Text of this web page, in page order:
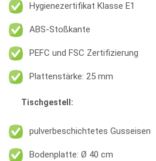
Hygienezertifikat Klasse E1
ABS-Stoßkante
PEFC und FSC Zertifizierung
Plattenstärke: 25 mm
Tischgestell:
pulverbeschichtetes Gusseisen
Bodenplatte: Ø 40 cm